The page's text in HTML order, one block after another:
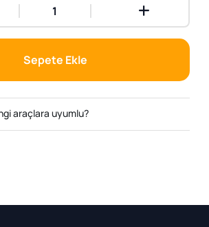
Sepete Ekle
araçlara uyumlu?